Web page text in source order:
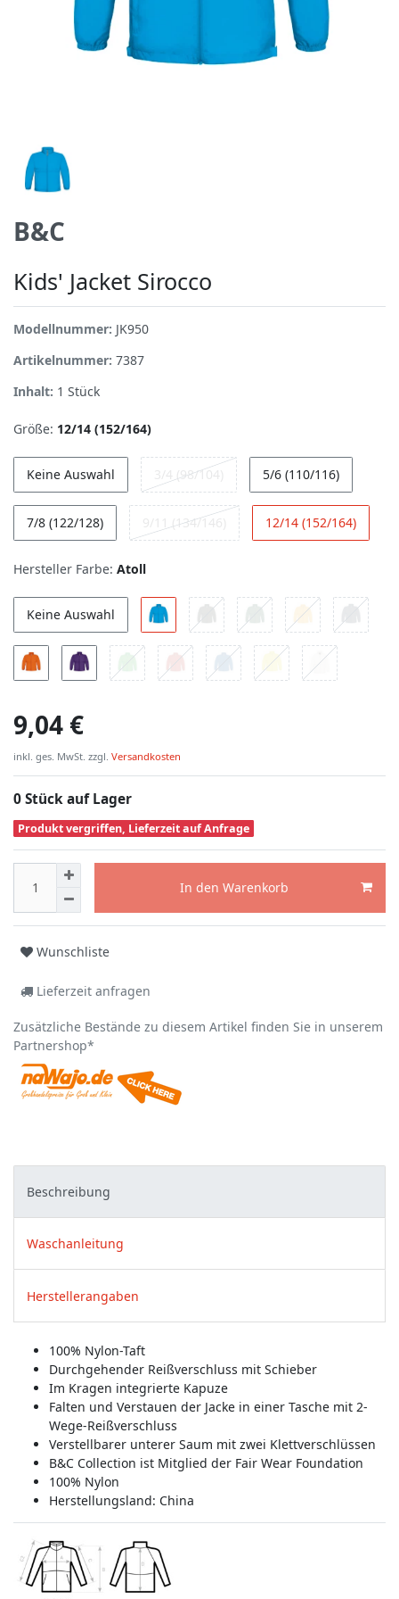
B&C
Kids' Jacket Sirocco
Modellnummer: JK950
Artikelnummer: 7387
Inhalt: 1 Stück
Größe: 12/14 (152/164)
Keine Auswahl 3/4 (98/104) 5/6 (110/116)
7/8 (122/128) 9/11 (134/146) 12/14 (152/164)
Hersteller Farbe: Atoll
Keine Auswahl
9,04 €
inkl. ges. MwSt. zzgl. Versandkosten
0 Stück auf Lager
Produkt vergriffen, Lieferzeit auf Anfrage
In den Warenkorb
Wunschliste
Lieferzeit anfragen
Zusätzliche Bestände zu diesem Artikel finden Sie in unserem
Partnershop*
Beschreibung
Waschanleitung
Herstellerangaben
100% Nylon-Taft
Durchgehender Reißverschluss mit Schieber
Im Kragen integrierte Kapuze
Falten und Verstauen der Jacke in einer Tasche mit 2-
Wege-Reißverschluss
Verstellbarer unterer Saum mit zwei Klettverschlüssen
B&C Collection ist Mitglied der Fair Wear Foundation
100% Nylon
Herstellungsland: China